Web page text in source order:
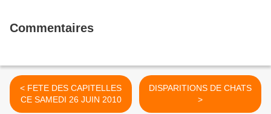
Commentaires
< FETE DES CAPITELLES
CE SAMEDI 26 JUIN 2010
DISPARITIONS DE CHATS
>